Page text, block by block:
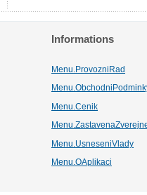
Informations
Menu.ProvozniRad
Menu.Cenik
Menu.UsneseniVlady
Menu.OAplikaci